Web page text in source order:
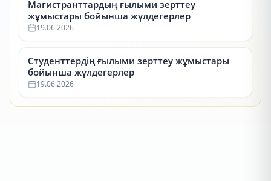
Магистранттардың ғылыми зерттеу
жұмыстары бойынша жүлдегерлер
19.06.2026
Студенттердің ғылыми зерттеу жұмыстары
бойынша жүлдегерлер
19.06.2026